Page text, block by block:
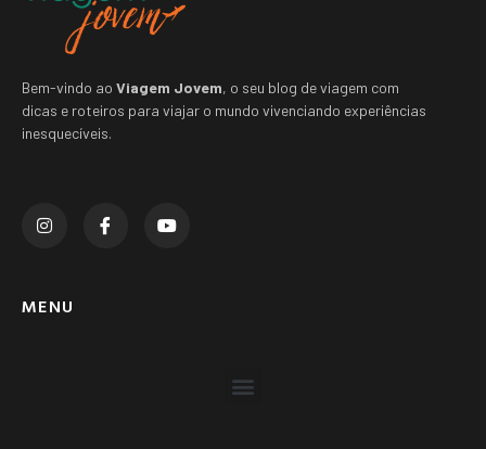
Bem-vindo ao Viagem Jovem, o seu blog de viagem com
dicas e roteiros para viajar o mundo vivenciando experiências
inesquecíveis.
MENU